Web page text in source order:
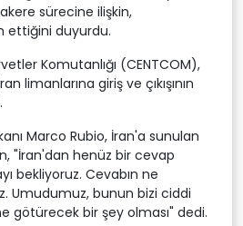
sürecine ilişkin,
ettiğini duyurdu.
Komutanlığı (CENTCOM),
limanlarına giriş ve çıkışının
Marco Rubio, İran'a sunulan
"İran'dan henüz bir cevap
bekliyoruz. Cevabın ne
Umudumuz, bunun bizi ciddi
götürecek bir şey olması" dedi.